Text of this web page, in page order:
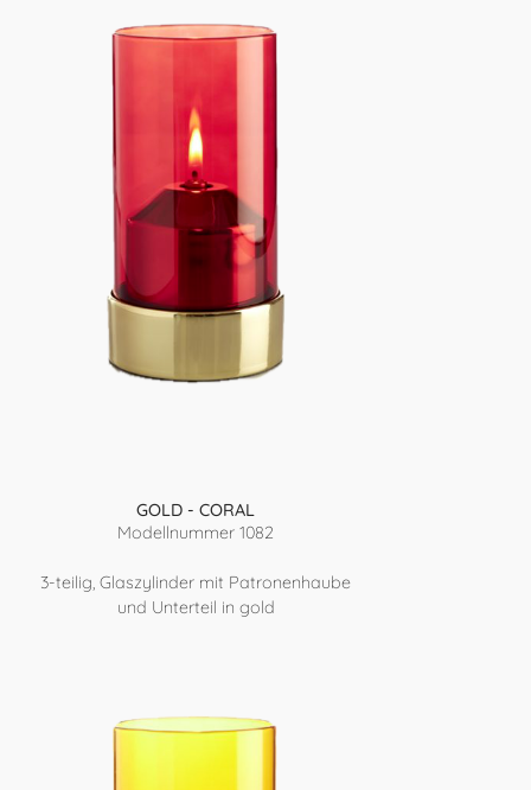
GOLD - CORAL
Modellnummer 1082
3-teilig, Glaszylinder mit Patronenhaube
und Unterteil in gold